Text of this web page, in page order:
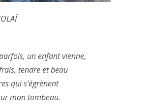
un enfant vienne,
tendre et beau
qui s’égrènent
mon tombeau.